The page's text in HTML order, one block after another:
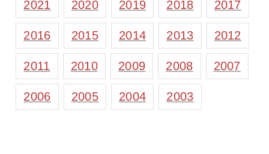
2021 2020 2019 2018 2017
2016 2015 2014 2013 2012
2011 2010 2009 2008 2007
2006 2005 2004 2003